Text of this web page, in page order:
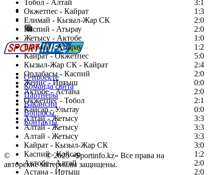
Тобол - Алтай
3:1
Окжетпес - Кайрат
1:3
Елимай - Кызыл-Жар СК
2:0
Каспий - Атырау
2:0
Жетысу - Актобе
1:0
Елимай - Атырау
1:2
Кайрат - Окжетпес
5:0
Кызыл-Жар СК - Кайрат
2:4
Ордабасы - Каспий
2:0
Женис - Иртыш
0:0
Актобе - Астана
2:0
Окжетпес - Тобол
2:1
Кайсар - Улытау
0:0
Алтай - Жетысу
3:3
Алтай - Жетысу
3:3
Алтай - Жетысу
3:3
Кайрат - Кызыл-Жар СК
3:0
Каспий - Кайсар
1:2
Актобе - Алтай
2:0
Астана - Иртыш
2:0
Есть идея?
Сообщить о мероприятии
Перейти на старый сайт
О проекте
Команда сайта
Партнеры
Вакансии
Вопросы
Контакты
© Copyright© 2025 «Sportinfo.kz» Все права на
авторские материалы защищены.